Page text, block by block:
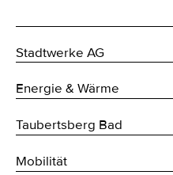
Stadtwerke AG
Energie & Wärme
Taubertsberg Bad
Mobilität